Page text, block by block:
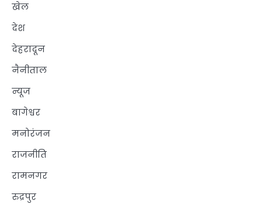
खेल
देश
देहरादून
नैनीताल
न्यूज
बागेश्वर
मनोरंजन
राजनीति
रामनगर
रुद्रपुर